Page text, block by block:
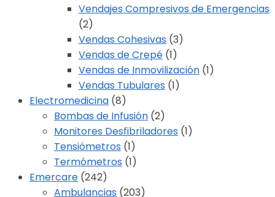
Vendajes Compresivos de Emergencias
(2)
Vendas Cohesivas (3)
Vendas de Crepé (1)
Vendas de Inmovilización (1)
Vendas Tubulares (1)
Electromedicina (8)
Bombas de Infusión (2)
Monitores Desfibriladores (1)
Tensiómetros (1)
Termómetros (1)
Emercare (242)
Ambulancias (203)